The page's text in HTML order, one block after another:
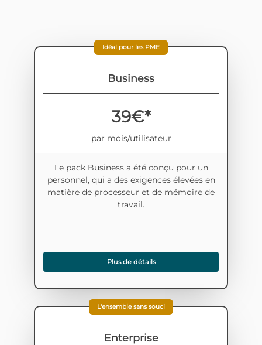
Idéal pour les PME
Business
39€*
par mois/utilisateur
Le pack Business a été conçu pour un
personnel, qui a des exigences élevées en
matière de processeur et de mémoire de
travail.
Plus de détails
L'ensemble sans souci
Enterprise